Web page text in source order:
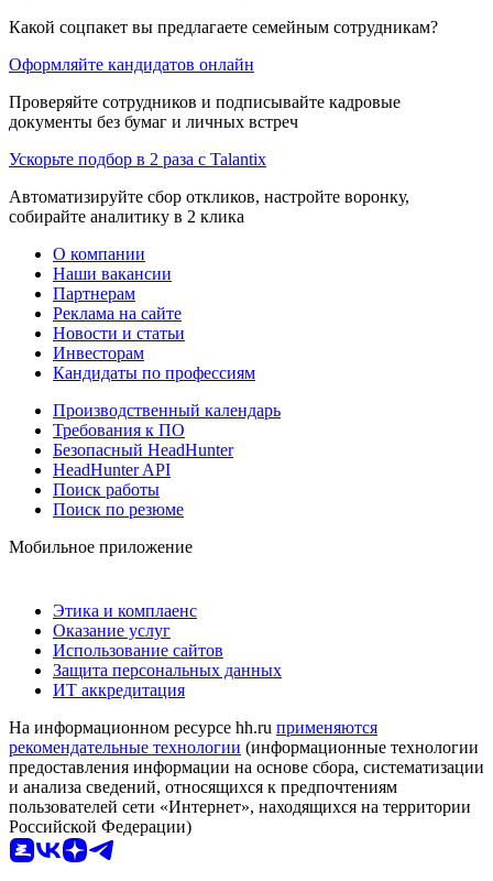
Какой соцпакет вы предлагаете семейным сотрудникам?
Оформляйте кандидатов онлайн
Проверяйте сотрудников и подписывайте кадровые
документы без бумаг и личных встреч
Ускорьте подбор в 2 раза с Talantix
Автоматизируйте сбор откликов, настройте воронку,
собирайте аналитику в 2 клика
О компании
Наши вакансии
Партнерам
Реклама на сайте
Новости и статьи
Инвесторам
Кандидаты по профессиям
Производственный календарь
Требования к ПО
Безопасный HeadHunter
HeadHunter API
Поиск работы
Поиск по резюме
Мобильное приложение
Этика и комплаенс
Оказание услуг
Использование сайтов
Защита персональных данных
ИТ аккредитация
На информационном ресурсе hh.ru применяются
рекомендательные технологии (информационные технологии
предоставления информации на основе сбора, систематизации
и анализа сведений, относящихся к предпочтениям
пользователей сети «Интернет», находящихся на территории
Российской Федерации)